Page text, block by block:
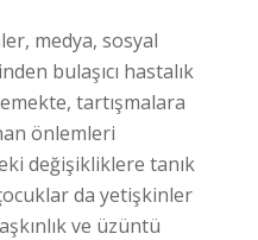
medya, sosyal
bulaşıcı hastalık
tartışmalara
önlemleri
değişikliklere tanık
da yetişkinler
ve üzüntü